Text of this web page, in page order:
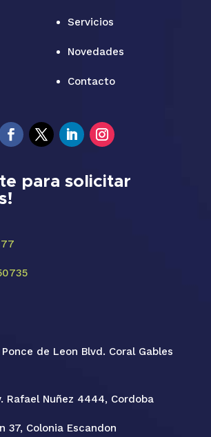
Servicios
Novedades
Contacto
para solicitar
Ponce de Leon Blvd. Coral Gables
Rafael Nuñez 4444, Cordoba
37, Colonia Escandon